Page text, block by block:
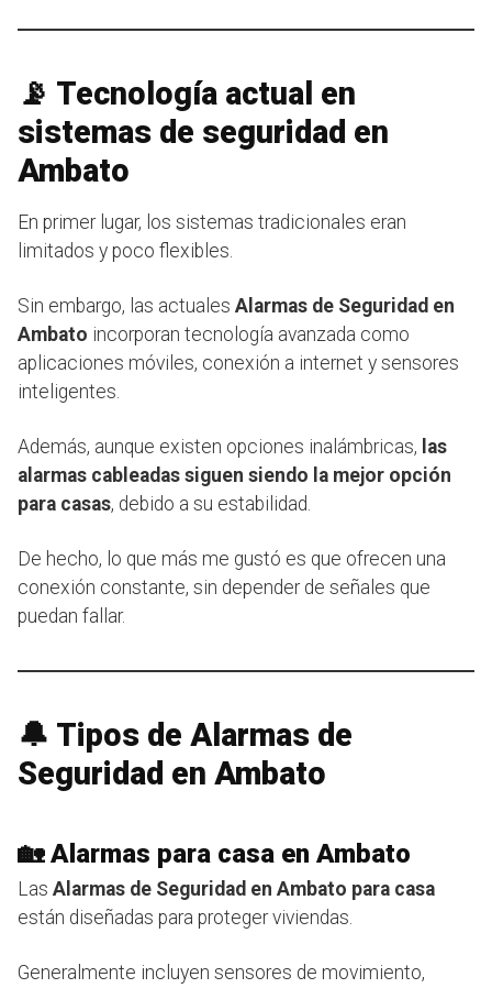
📡 Tecnología actual en
sistemas de seguridad en
Ambato
En primer lugar, los sistemas tradicionales eran
limitados y poco flexibles.
Sin embargo, las actuales Alarmas de Seguridad en
Ambato incorporan tecnología avanzada como
aplicaciones móviles, conexión a internet y sensores
inteligentes.
Además, aunque existen opciones inalámbricas, las
alarmas cableadas siguen siendo la mejor opción
para casas, debido a su estabilidad.
De hecho, lo que más me gustó es que ofrecen una
conexión constante, sin depender de señales que
puedan fallar.
🔔 Tipos de Alarmas de
Seguridad en Ambato
🏡 Alarmas para casa en Ambato
Las Alarmas de Seguridad en Ambato para casa
están diseñadas para proteger viviendas.
Generalmente incluyen sensores de movimiento,